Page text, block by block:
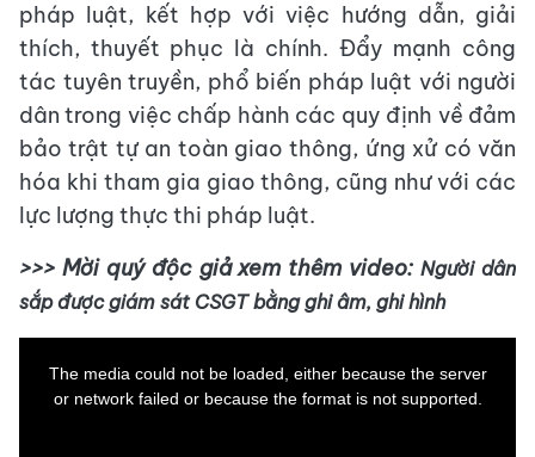
pháp luật, kết hợp với việc hướng dẫn, giải
thích, thuyết phục là chính. Đẩy mạnh công
tác tuyên truyền, phổ biến pháp luật với người
dân trong việc chấp hành các quy định về đảm
bảo trật tự an toàn giao thông, ứng xử có văn
hóa khi tham gia giao thông, cũng như với các
lực lượng thực thi pháp luật.
>>> Mời quý độc giả xem thêm video:Người dân
sắp được giám sát CSGT bằng ghi âm, ghi hình
The media could not be loaded, either because the server
or network failed or because the format is not supported.